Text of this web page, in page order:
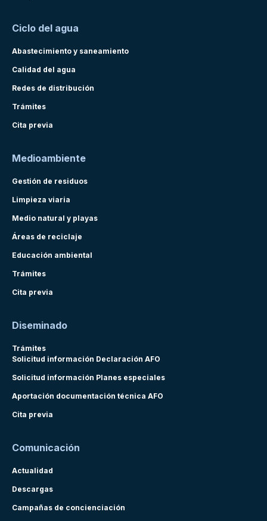
Ciclo del agua
Abastecimiento y saneamiento
Calidad del agua
Redes de distribución
Trámites
Cita previa
Medioambiente
Gestión de residuos
Limpieza viaria
Medio natural y playas
Áreas de reciclaje
Educación ambiental
Trámites
Cita previa
Diseminado
Trámites
Solicitud información Declaración AFO
Solicitud información Planes especiales
Aportación documentación técnica AFO
Cita previa
Comunicación
Actualidad
Descargas
Campañas de concienciación